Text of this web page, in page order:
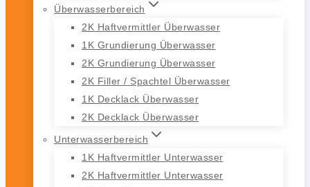
Überwasserbereich
2K Haftvermittler Überwasser
1K Grundierung Überwasser
2K Grundierung Überwasser
2K Filler / Spachtel Überwasser
1K Decklack Überwasser
2K Decklack Überwasser
Unterwasserbereich
1K Haftvermittler Unterwasser
2K Haftvermittler Unterwasser